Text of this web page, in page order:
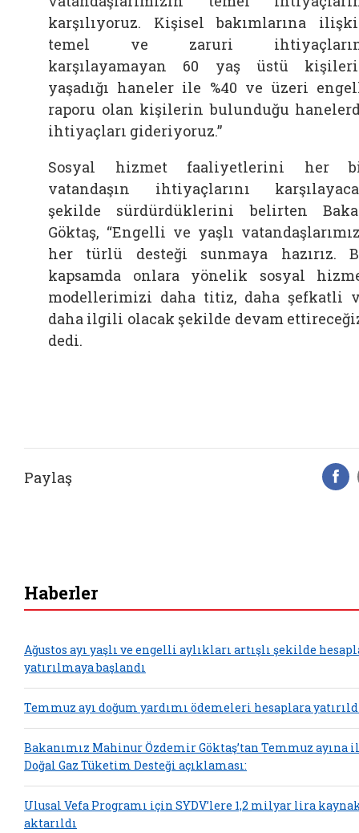
karşılıyoruz. Kişisel bakımlarına
temel ve zaruri
karşılayamayan 60 yaş üstü
yaşadığı haneler ile %40 ve üzeri
raporu olan kişilerin bulunduğu
ihtiyaçları gideriyoruz.”
Sosyal hizmet faaliyetlerini her
vatandaşın ihtiyaçlarını
şekilde sürdürdüklerini belirten
Göktaş, “Engelli ve yaşlı
her türlü desteği sunmaya hazırız.
kapsamda onlara yönelik sosyal
modellerimizi daha titiz, daha şefkatli
daha ilgili olacak şekilde devam
dedi.
Paylaş
Haberler
Ağustos ayı yaşlı ve engelli aylıkları artışlı şekilde
yatırılmaya başlandı
Temmuz ayı doğum yardımı ödemeleri hesaplara
Bakanımız Mahinur Özdemir Göktaş’tan Temmuz
Doğal Gaz Tüketim Desteği açıklaması:
Ulusal Vefa Programı için SYDV’lere 1,2 milyar lira
aktarıldı